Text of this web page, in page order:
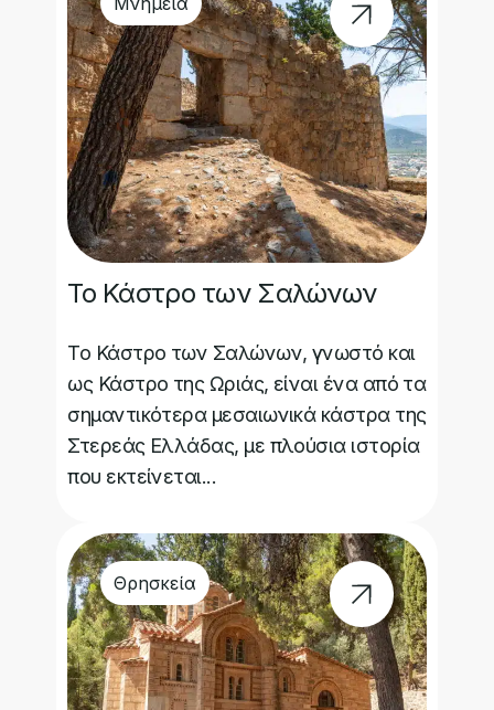
Το Κάστρο των Σαλώνων
Το Κάστρο των Σαλώνων, γνωστό και
ως Κάστρο της Ωριάς, είναι ένα από τα
σημαντικότερα μεσαιωνικά κάστρα της
Στερεάς Ελλάδας, με πλούσια ιστορία
που εκτείνεται...
Θρησκεία